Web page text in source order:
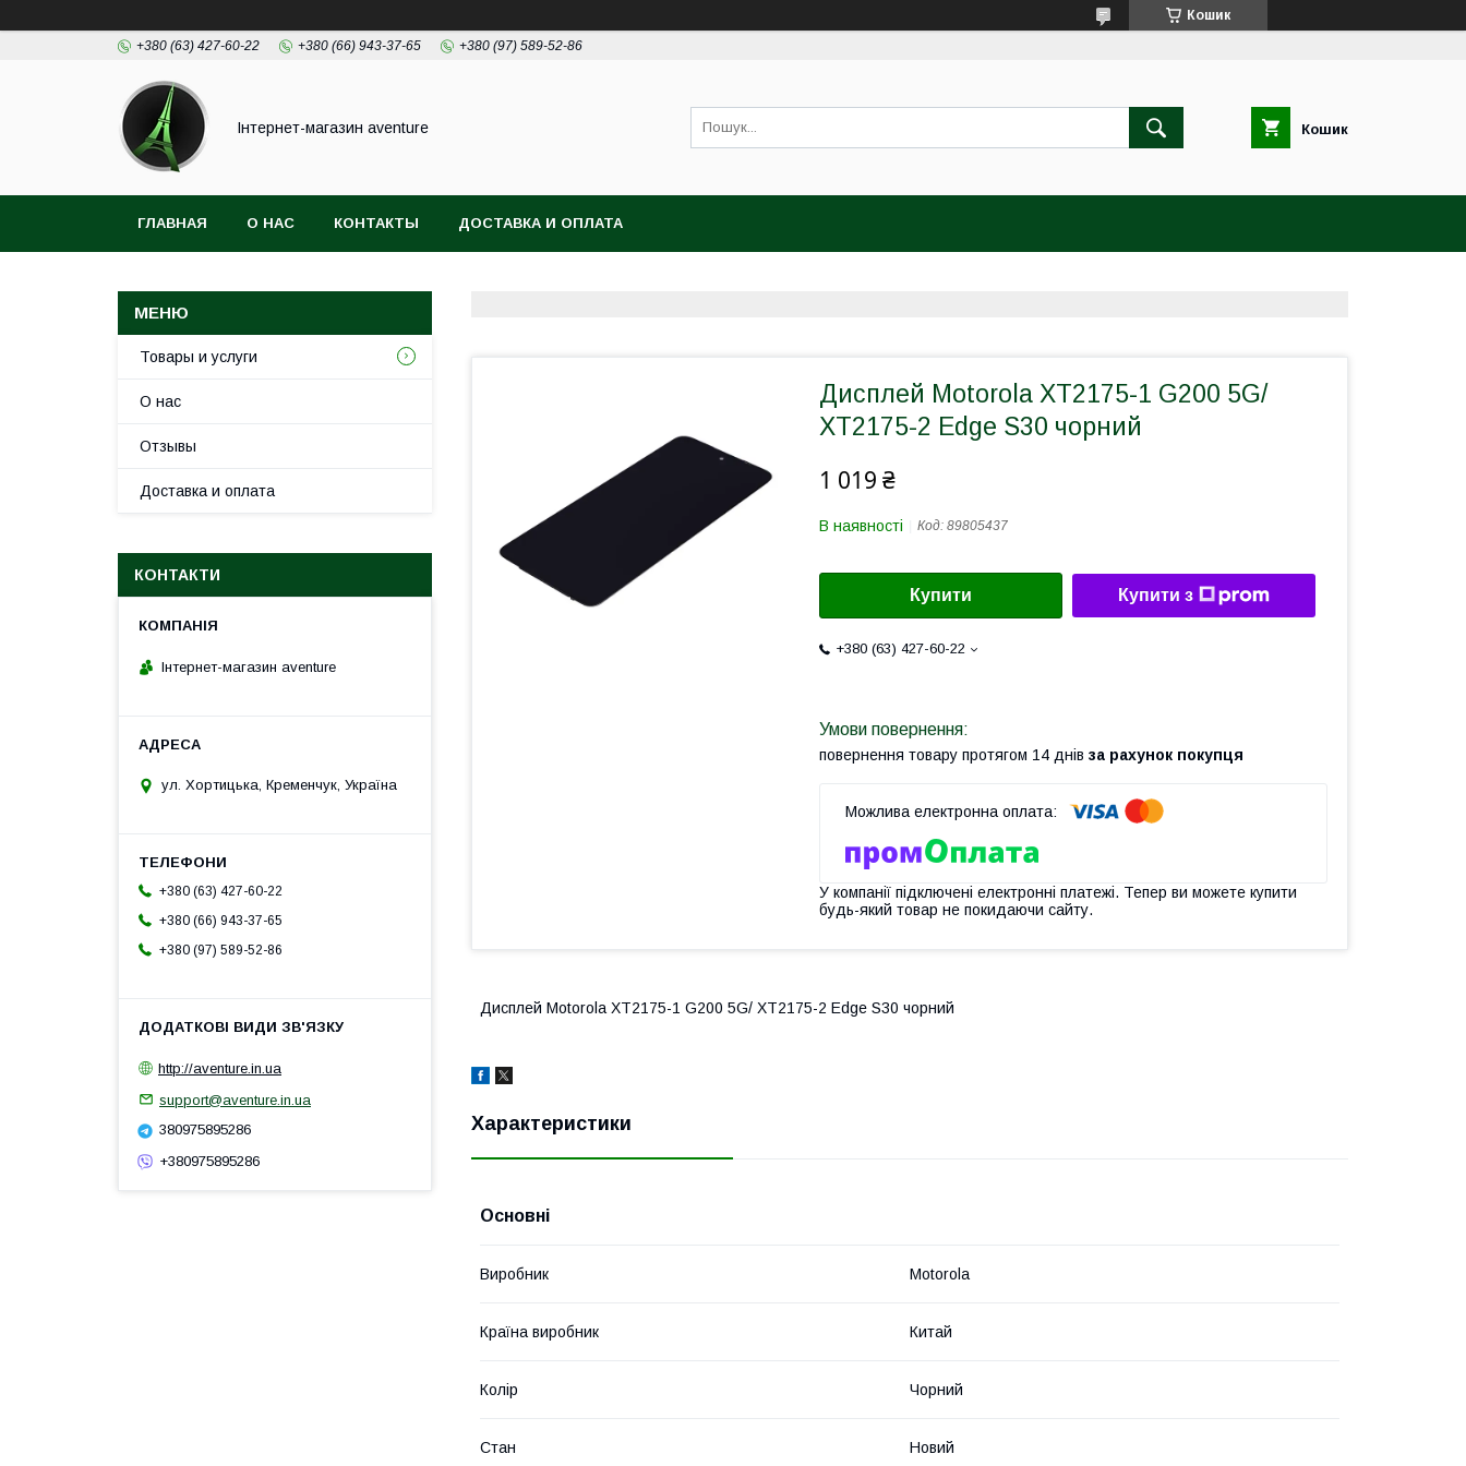
Кошик
+380 (63) 427-60-22 +380 (66) 943-37-65 +380 (97) 589-52-86
Інтернет-магазин aventure Кошик
ГЛАВНАЯ О НАС КОНТАКТЫ ДОСТАВКА И ОПЛАТА
Дисплей Motorola XT2175-1 G200 5G/
XT2175-2 Edge S30 чорний
1 019 ₴
В наявності Код: 89805437
Купити Купити з
+380 (63) 427-60-22
повернення товару протягом 14 днів за рахунок покупця
У компанії підключені електронні платежі. Тепер ви можете купити
будь-який товар не покидаючи сайту.
Дисплей Motorola XT2175-1 G200 5G/ XT2175-2 Edge S30 чорний
Характеристики
Основні
Виробник Motorola
Країна виробник Китай
Колір Чорний
Стан Новий
Товары и услуги
О нас
Отзывы
Доставка и оплата
КОНТАКТИ
Інтернет-магазин aventure
ул. Хортицька, Кременчук, Україна
+380 (63) 427-60-22
+380 (66) 943-37-65
+380 (97) 589-52-86
http://aventure.in.ua
support@aventure.in.ua
380975895286
+380975895286